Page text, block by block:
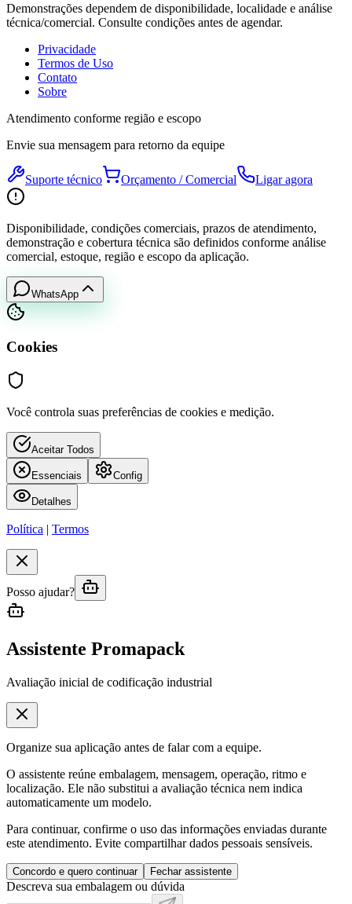
Demonstrações dependem de disponibilidade, localidade e análise
técnica/comercial. Consulte condições antes de agendar.
Privacidade
Termos de Uso
Contato
Sobre
Atendimento conforme região e escopo
Envie sua mensagem para retorno da equipe
Suporte técnico Orçamento / Comercial Ligar agora
Disponibilidade, condições comerciais, prazos de atendimento,
demonstração e cobertura técnica são definidos conforme análise
comercial, estoque, região e escopo da aplicação.
WhatsApp
Cookies
Você controla suas preferências de cookies e medição.
Aceitar Todos
Essenciais Config
Detalhes
Política | Termos
Posso ajudar?
Assistente Promapack
Avaliação inicial de codificação industrial
Organize sua aplicação antes de falar com a equipe.
O assistente reúne embalagem, mensagem, operação, ritmo e
localização. Ele não substitui a avaliação técnica nem indica
automaticamente um modelo.
Para continuar, confirme o uso das informações enviadas durante
este atendimento. Evite compartilhar dados pessoais sensíveis.
Concordo e quero continuar Fechar assistente
Descreva sua embalagem ou dúvida